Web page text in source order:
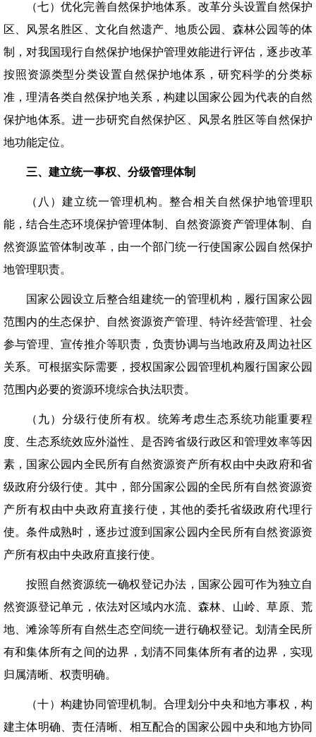
（七）优化完善自然保护地体系。改革分头设置自然保护
区、风景名胜区、文化自然遗产、地质公园、森林公园等的体
制，对我国现行自然保护地保护管理效能进行评估，逐步改革
按照资源类型分类设置自然保护地体系，研究科学的分类标
准，理清各类自然保护地关系，构建以国家公园为代表的自然
保护地体系。进一步研究自然保护区、风景名胜区等自然保护
地功能定位。
三、建立统一事权、分级管理体制
（八）建立统一管理机构。整合相关自然保护地管理职
能，结合生态环境保护管理体制、自然资源资产管理体制、自
然资源监管体制改革，由一个部门统一行使国家公园自然保护
地管理职责。
国家公园设立后整合组建统一的管理机构，履行国家公园
范围内的生态保护、自然资源资产管理、特许经营管理、社会
参与管理、宣传推介等职责，负责协调与当地政府及周边社区
关系。可根据实际需要，授权国家公园管理机构履行国家公园
范围内必要的资源环境综合执法职责。
（九）分级行使所有权。统筹考虑生态系统功能重要程
度、生态系统效应外溢性、是否跨省级行政区和管理效率等因
素，国家公园内全民所有自然资源资产所有权由中央政府和省
级政府分级行使。其中，部分国家公园的全民所有自然资源资
产所有权由中央政府直接行使，其他的委托省级政府代理行
使。条件成熟时，逐步过渡到国家公园内全民所有自然资源资
产所有权由中央政府直接行使。
按照自然资源统一确权登记办法，国家公园可作为独立自
然资源登记单元，依法对区域内水流、森林、山岭、草原、荒
地、滩涂等所有自然生态空间统一进行确权登记。划清全民所
有和集体所有之间的边界，划清不同集体所有者的边界，实现
归属清晰、权责明确。
（十）构建协同管理机制。合理划分中央和地方事权，构
建主体明确、责任清晰、相互配合的国家公园中央和地方协同